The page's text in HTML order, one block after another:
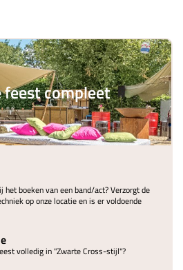
feest compleet
boeken van een band/act? Verzorgt de
op onze locatie en is er voldoende
volledig in "Zwarte Cross-stijl"?